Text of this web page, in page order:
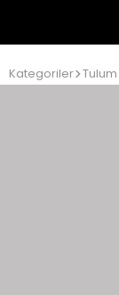
Kategoriler Tulum